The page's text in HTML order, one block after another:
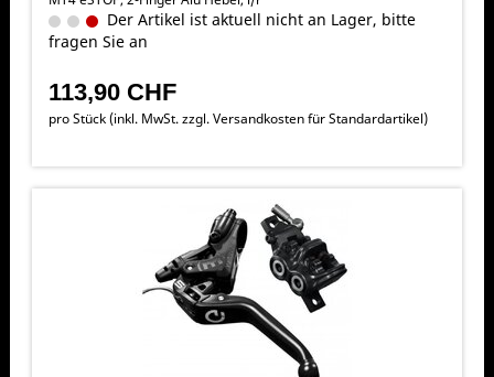
Der Artikel ist aktuell nicht an Lager, bitte
fragen Sie an
113,90 CHF
pro Stück (inkl. MwSt. zzgl.Versandkosten für Standardartikel)